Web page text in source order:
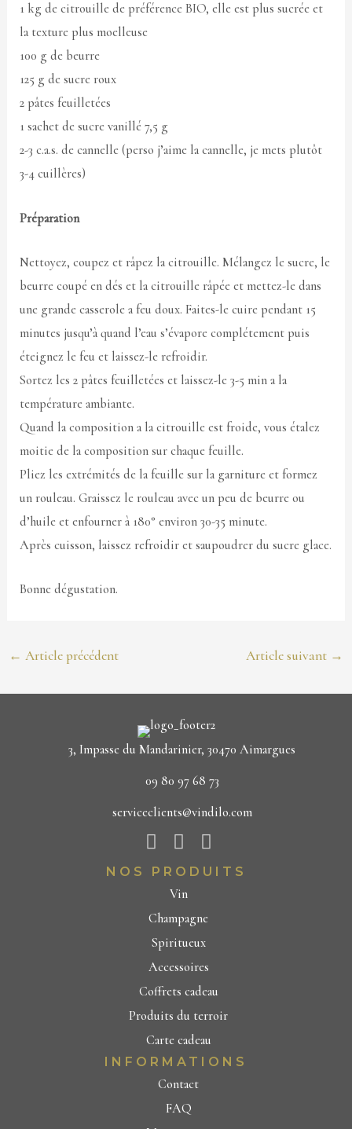
1 kg de citrouille de préférence BIO, elle est plus sucrée et
la texture plus moelleuse
100 g de beurre
125 g de sucre roux
2 pâtes feuilletées
1 sachet de sucre vanillé 7,5 g
2-3 c.a.s. de cannelle (perso j’aime la cannelle, je mets plutôt
3-4 cuillères)
Préparation
Nettoyez, coupez et râpez la citrouille. Mélangez le sucre, le
beurre coupé en dés et la citrouille râpée et mettez-le dans
une grande casserole a feu doux. Faites-le cuire pendant 15
minutes jusqu’à quand l’eau s’évapore complétement puis
éteignez le feu et laissez-le refroidir.
Sortez les 2 pâtes feuilletées et laissez-le 3-5 min a la
température ambiante.
Quand la composition a la citrouille est froide, vous étalez
moitie de la composition sur chaque feuille.
Pliez les extrémités de la feuille sur la garniture et formez
un rouleau. Graissez le rouleau avec un peu de beurre ou
d’huile et enfourner à 180° environ 30-35 minute.
Après cuisson, laissez refroidir et saupoudrer du sucre glace.
Bonne dégustation.
← Article précédent Article suivant →
3, Impasse du Mandarinier, 30470 Aimargues
09 80 97 68 73
serviceclients@vindilo.com
NOS PRODUITS
Vin
Champagne
Spiritueux
Accessoires
Coffrets cadeau
Produits du terroir
Carte cadeau
INFORMATIONS
Contact
FAQ